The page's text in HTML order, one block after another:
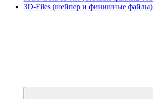
3D-Files (шейпер и финишные файлы)